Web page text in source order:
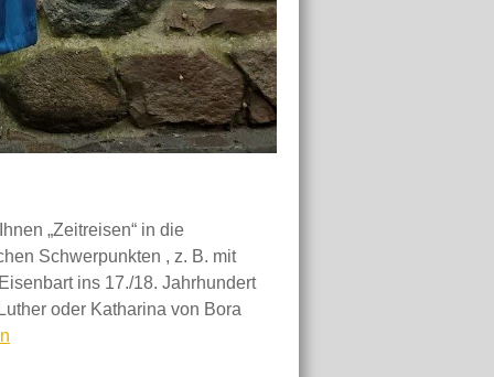
„Zeitreisen“ in die
Schwerpunkten , z. B. mit
ins 17./18. Jahrhundert
oder Katharina von Bora